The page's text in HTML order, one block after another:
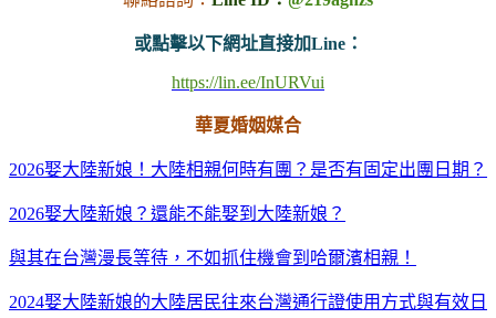
或點擊以下網址直接加Line：
https://lin.ee/InURVui
華夏婚姻媒合
2026娶大陸新娘！大陸相親何時有團？是否有固定出團日期？
2026娶大陸新娘？還能不能娶到大陸新娘？
與其在台灣漫長等待，不如抓住機會到哈爾濱相親！
2024娶大陸新娘的大陸居民往來台灣通行證使用方式與有效日